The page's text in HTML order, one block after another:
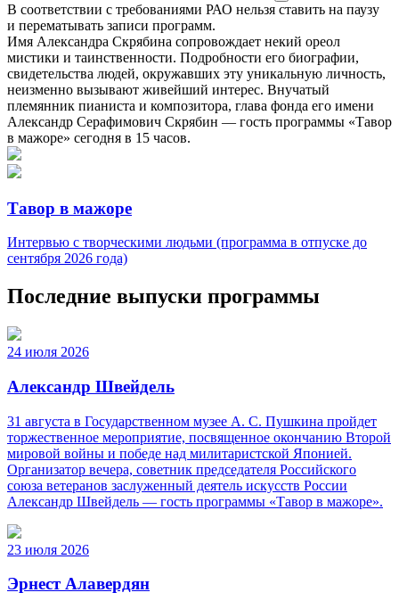
В соответствии с требованиями РАО нельзя ставить на паузу
и перематывать записи программ.
Имя Александра Скрябина сопровождает некий ореол
мистики и таинственности. Подробности его биографии,
свидетельства людей, окружавших эту уникальную личность,
неизменно вызывают живейший интерес. Внучатый
племянник пианиста и композитора, глава фонда его имени
Александр Серафимович Скрябин — гость программы «Тавор
в мажоре» сегодня в 15 часов.
Тавор в мажоре
Интервью с творческими людьми (программа в отпуске до
сентября 2026 года)
Последние выпуски программы
24 июля 2026
Александр Швейдель
31 августа в Государственном музее А. С. Пушкина пройдет
торжественное мероприятие, посвященное окончанию Второй
мировой войны и победе над милитаристской Японией.
Организатор вечера, советник председателя Российского
союза ветеранов заслуженный деятель искусств России
Александр Швейдель — гость программы «Тавор в мажоре».
23 июля 2026
Эрнест Алавердян